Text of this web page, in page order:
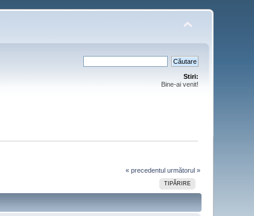
Stiri:
Bine-ai venit!
« precedentul următorul »
TIPĂRIRE